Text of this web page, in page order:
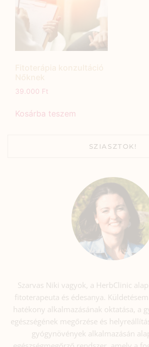
39.000 Ft
Kosárba teszem
SZIASZTOK!
Szarvas Niki vagyok, a HerbClinic
fitoterapeuta és édesanya.
hatékony alkalmazásának oktatása, a
egészségének megőrzése és
gyógynövények alkalmazásán